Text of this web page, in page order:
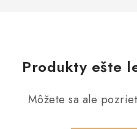
Produkty ešte
Môžete sa ale